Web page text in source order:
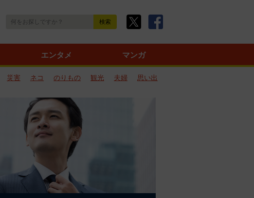
エンタメ マンガ
災害 ネコ のりもの 観光 夫婦
思い出